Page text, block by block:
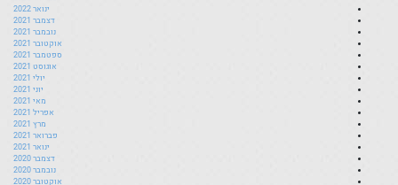
ינואר 2022
דצמבר 2021
נובמבר 2021
אוקטובר 2021
ספטמבר 2021
אוגוסט 2021
יולי 2021
יוני 2021
מאי 2021
אפריל 2021
מרץ 2021
פברואר 2021
ינואר 2021
דצמבר 2020
נובמבר 2020
אוקטובר 2020